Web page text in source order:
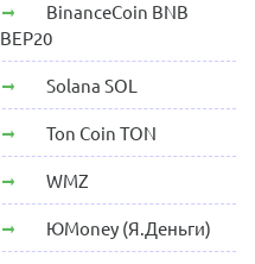
BinanceCoin BNB
BEP20
Solana SOL
Ton Coin TON
WMZ
ЮMoney (Я.Деньги)